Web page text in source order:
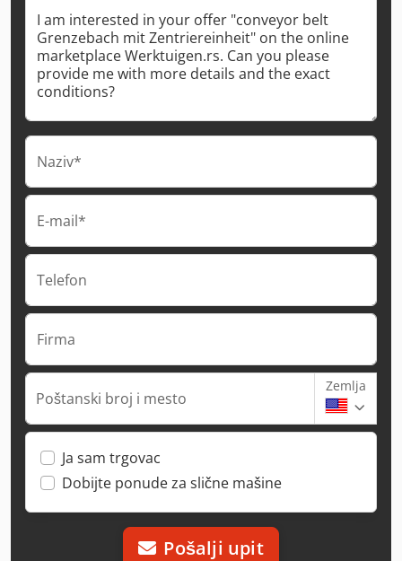
Naziv*
E-mail*
Telefon
Firma
Poštanski broj i mesto
Zemlja
Ja sam trgovac
Dobijte ponude za slične mašine
Pošalji upit